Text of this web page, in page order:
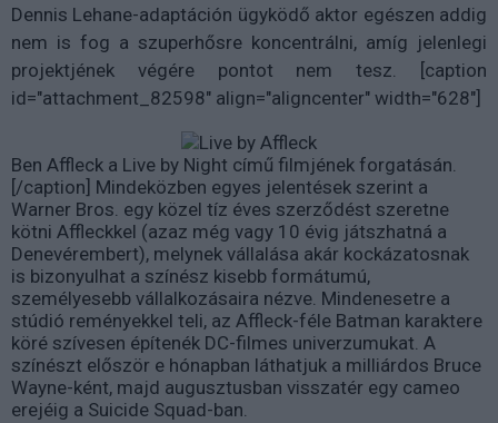
Dennis Lehane-adaptáción ügyködő aktor egészen addig
nem is fog a szuperhősre koncentrálni, amíg jelenlegi
projektjének végére pontot nem tesz. [caption
id="attachment_82598" align="aligncenter" width="628"]
Ben Affleck a Live by Night című filmjének forgatásán.
[/caption] Mindeközben egyes jelentések szerint a
Warner Bros. egy közel tíz éves szerződést szeretne
kötni Affleckkel (azaz még vagy 10 évig játszhatná a
Denevérembert), melynek vállalása akár kockázatosnak
is bizonyulhat a színész kisebb formátumú,
személyesebb vállalkozásaira nézve. Mindenesetre a
stúdió reményekkel teli, az Affleck-féle Batman karaktere
köré szívesen építenék DC-filmes univerzumukat. A
színészt először e hónapban láthatjuk a milliárdos Bruce
Wayne-ként, majd augusztusban visszatér egy cameo
erejéig a Suicide Squad-ban.